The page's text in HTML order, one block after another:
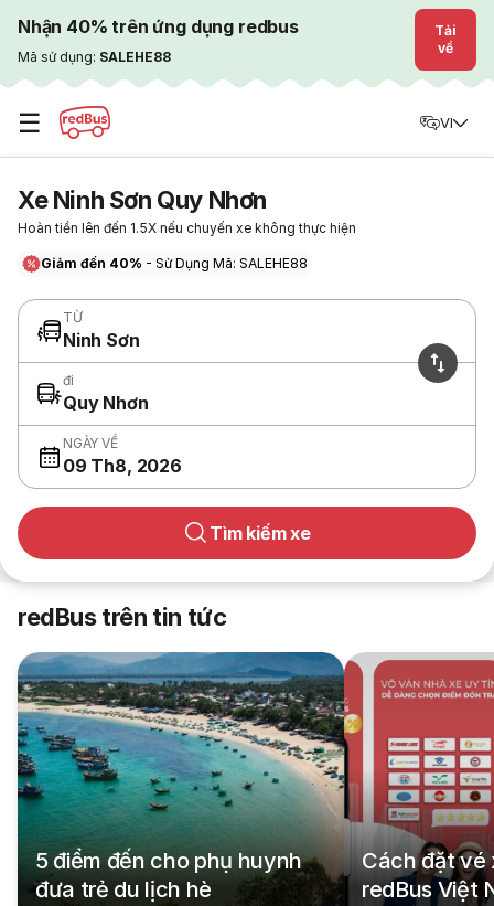
Nhận 40% trên ứng dụng redbus
Mã sử dụng: SALEHE88
Tải
về
☰ VI
Xe Ninh Sơn Quy Nhơn
Hoàn tiền lên đến 1.5X nếu chuyến xe không thực hiện
Giảm đến 40% - Sử Dụng Mã: SALEHE88
TỪ
Ninh Sơn
đi
Quy Nhơn
NGÀY VỀ
09 Th8, 2026
Tìm kiếm xe
redBus trên tin tức
5 điểm đến cho phụ huynh
đưa trẻ du lịch hè
Cách đặt vé
redBus Việt